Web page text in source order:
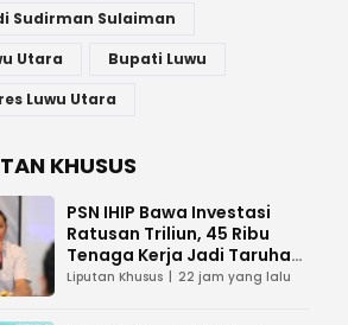
Sudirman Sulaiman
Utara
Bupati Luwu
Luwu Utara
KHUSUS
PSN IHIP Bawa Investasi
Ratusan Triliun, 45 Ribu
Tenaga Kerja Jadi Taruhan
di Balik Polemik Lahan Laoli
Liputan Khusus 22 jam yang lalu